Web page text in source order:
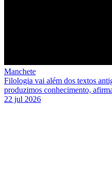
Manchete
Filologia vai além dos textos
produzimos conhecimento,
22 jul 2026